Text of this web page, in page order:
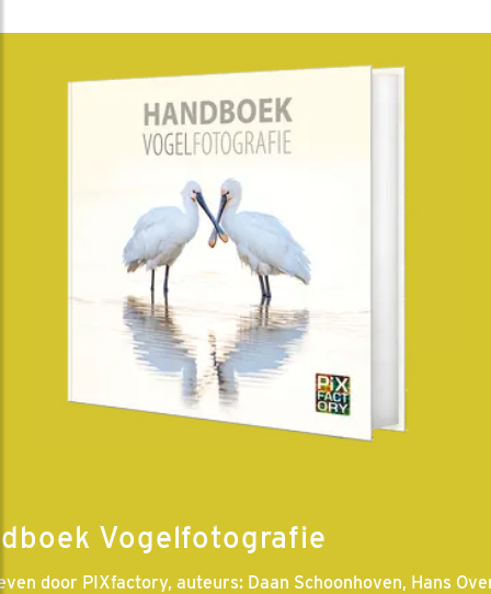
Vogelfotografie
door PIXfactory, auteurs: Daan Schoonhoven, Hans